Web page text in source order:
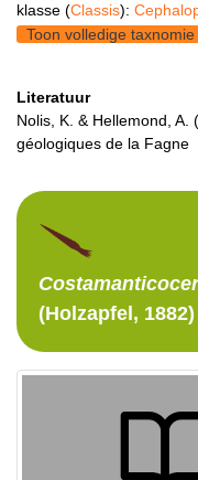
klasse (Classis):
Toon volledige taxnomie
Literatuur
Nolis, K. & Hellemond,
géologiques de la Fagne
(Holzapfel, 1882)